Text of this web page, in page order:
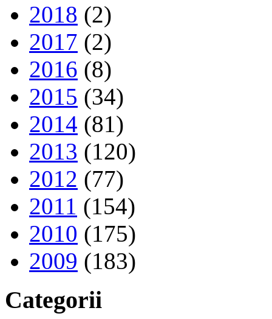
2018 (2)
2017 (2)
2016 (8)
2015 (34)
2014 (81)
2013 (120)
2012 (77)
2011 (154)
2010 (175)
2009 (183)
Categorii